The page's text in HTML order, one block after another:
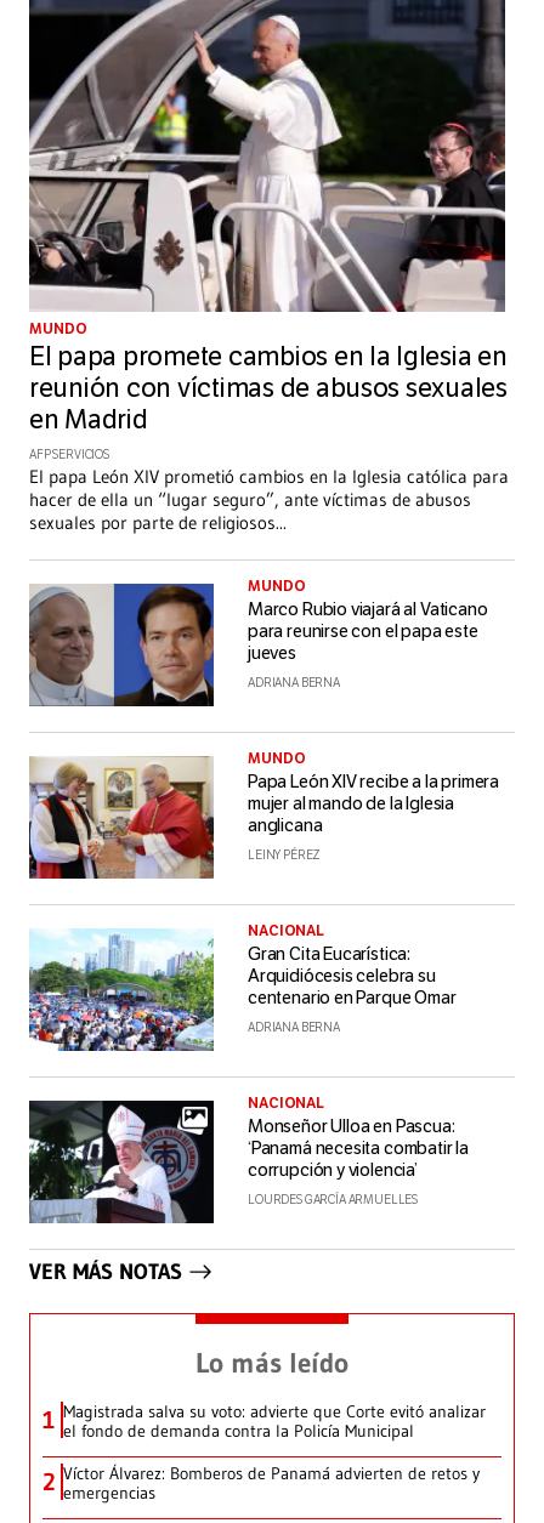
MUNDO
El papa promete cambios en la Iglesia en
reunión con víctimas de abusos sexuales
en Madrid
AFP SERVICIOS
El papa León XIV prometió cambios en la Iglesia católica para
hacer de ella un “lugar seguro”, ante víctimas de abusos
sexuales por parte de religiosos...
MUNDO
Marco Rubio viajará al Vaticano
para reunirse con el papa este
jueves
ADRIANA BERNA
MUNDO
Papa León XIV recibe a la primera
mujer al mando de la Iglesia
anglicana
LEINY PÉREZ
NACIONAL
Gran Cita Eucarística:
Arquidiócesis celebra su
centenario en Parque Omar
ADRIANA BERNA
NACIONAL
Monseñor Ulloa en Pascua:
‘Panamá necesita combatir la
corrupción y violencia’
LOURDES GARCÍA ARMUELLES
VER MÁS NOTAS
Lo más leído
1 Magistrada salva su voto: advierte que Corte evitó analizar
el fondo de demanda contra la Policía Municipal
2 Víctor Álvarez: Bomberos de Panamá advierten de retos y
emergencias